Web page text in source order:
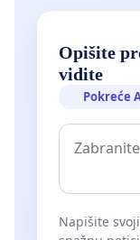
Opišite
vidite
Pokreće
Napišite